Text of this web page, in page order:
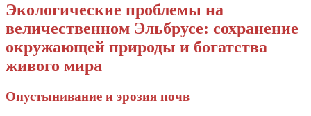
Экологические проблемы на
величественном Эльбрусе: сохранение
окружающей природы и богатства
живого мира
Опустынивание и эрозия почв